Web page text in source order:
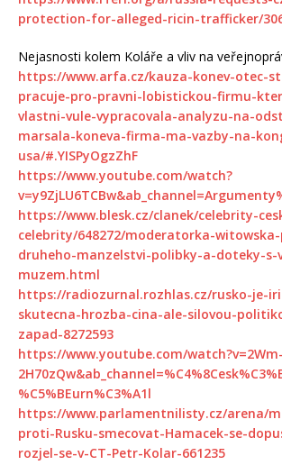
protection-for-alleged-ricin-trafficker/
Nejasnosti kolem Koláře a vliv na
https://www.arfa.cz/kauza-konev-otec-
pracuje-pro-pravni-lobistickou-firmu-
vlastni-vule-vypracovala-analyzu-na-
marsala-koneva-firma-ma-vazby-na-
usa/#.YISPyOgzZhF
https://www.youtube.com/watch?
https://www.blesk.cz/clanek/celebrity-
celebrity/648272/moderatorka-
druheho-manzelstvi-polibky-a-doteky-s-
muzem.html
https://radiozurnal.rozhlas.cz/rusko-je-
skutecna-hrozba-cina-ale-silovou-
zapad-8272593
https://www.youtube.com/watch?v=2Wm-
%C5%BEurn%C3%A1l
https://www.parlamentnilisty.cz/arena/
proti-Rusku-smecovat-Hamacek-se-
rozjel-se-v-CT-Petr-Kolar-661235